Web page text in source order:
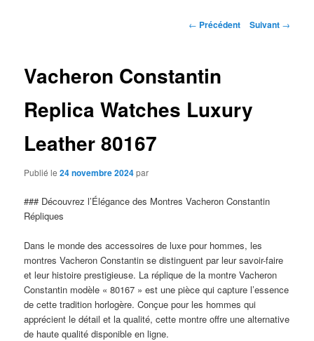
Navigation
← Précédent Suivant →
Vacheron Constantin
Replica Watches Luxury
Leather 80167
Publié le24 novembre 2024par
### Découvrez l’Élégance des Montres Vacheron Constantin
Répliques
Dans le monde des accessoires de luxe pour hommes, les
montres Vacheron Constantin se distinguent par leur savoir-faire
et leur histoire prestigieuse. La réplique de la montre Vacheron
Constantin modèle « 80167 » est une pièce qui capture l’essence
de cette tradition horlogère. Conçue pour les hommes qui
apprécient le détail et la qualité, cette montre offre une alternative
de haute qualité disponible en ligne.